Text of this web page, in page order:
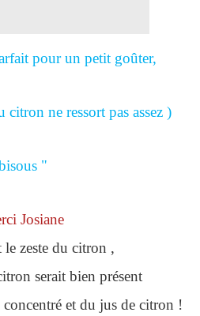
pour un petit goûter,
ne ressort pas assez )
"
Josiane
zeste du citron ,
serait bien présent
et du jus de citron !